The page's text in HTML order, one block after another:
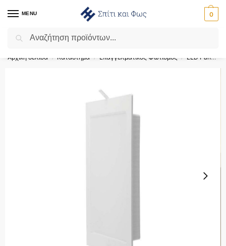
MENU 0
Flash Sale ⚡ 10% Έκπτωση με τον κωδικό ‘SPRING’!
Αρχική σελίδα / Κατάστημα / Επαγγελματικός Φωτισμός / LED Panel